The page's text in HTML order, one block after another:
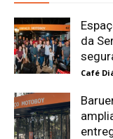
da
Café